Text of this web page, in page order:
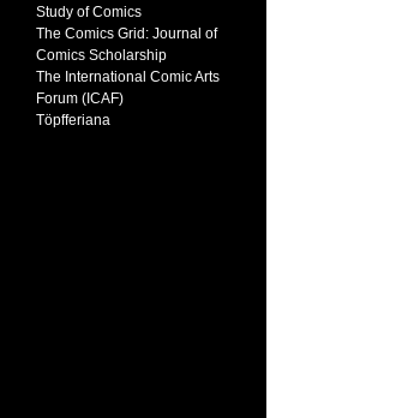
Study of Comics
The Comics Grid: Journal of
Comics Scholarship
The International Comic Arts
Forum (ICAF)
Töpfferiana